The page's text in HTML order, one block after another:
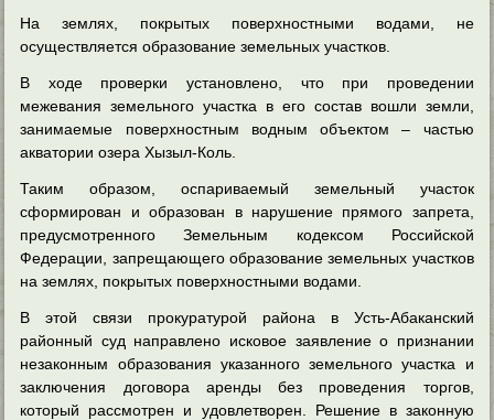
На землях, покрытых поверхностными водами, не
осуществляется образование земельных участков.
В ходе проверки установлено, что при проведении
межевания земельного участка в его состав вошли земли,
занимаемые поверхностным водным объектом – частью
акватории озера Хызыл-Коль.
Таким образом, оспариваемый земельный участок
сформирован и образован в нарушение прямого запрета,
предусмотренного Земельным кодексом Российской
Федерации, запрещающего образование земельных участков
на землях, покрытых поверхностными водами.
В этой связи прокуратурой района в Усть-Абаканский
районный суд направлено исковое заявление о признании
незаконным образования указанного земельного участка и
заключения договора аренды без проведения торгов,
который рассмотрен и удовлетворен. Решение в законную